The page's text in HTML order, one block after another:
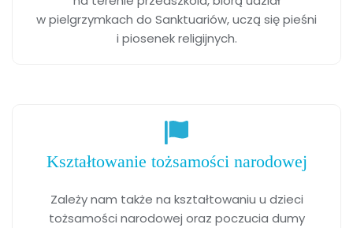
w pielgrzymkach do Sanktuariów, uczą się pieśni
i piosenek religijnych.
Kształtowanie tożsamości narodowej
Zależy nam także na kształtowaniu u dzieci
tożsamości narodowej oraz poczucia dumy